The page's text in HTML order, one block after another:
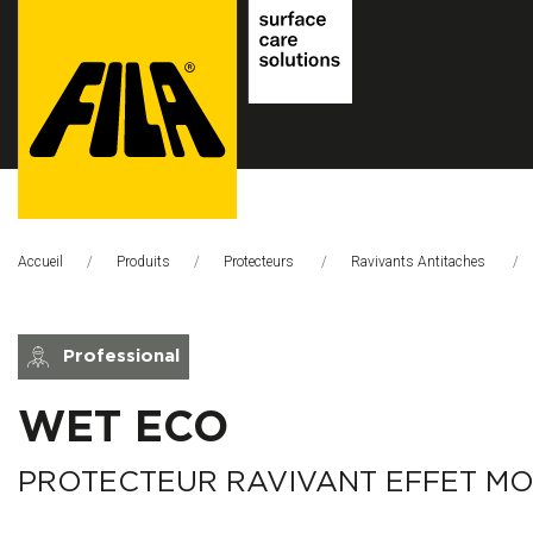
Solutions
Accueil Produits Protecteurs Ravivants Antitaches
Professional
WET ECO
PROTECTEUR RAVIVANT EFFET